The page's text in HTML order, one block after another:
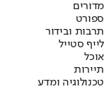
מדורים
ספורט
תרבות ובידור
לייף סטייל
אוכל
תיירות
טכנולוגיה ומדע